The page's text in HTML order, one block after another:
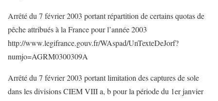
Arrêté du 7 février 2003 portant répartition de certains quotas de
pêche attribués à la France pour l’année 2003
http://www.legifrance.gouv.fr/WAspad/UnTexteDeJorf?
numjo=AGRM0300309A
Arrêté du 7 février 2003 portant limitation des captures de sole
dans les divisions CIEM VIII a, b pour la période du 1er janvier